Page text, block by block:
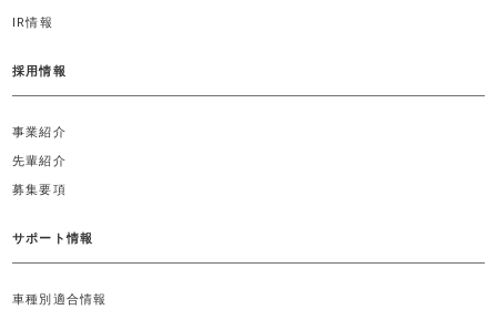
IR情報
採用情報
事業紹介
先輩紹介
募集要項
サポート情報
車種別適合情報